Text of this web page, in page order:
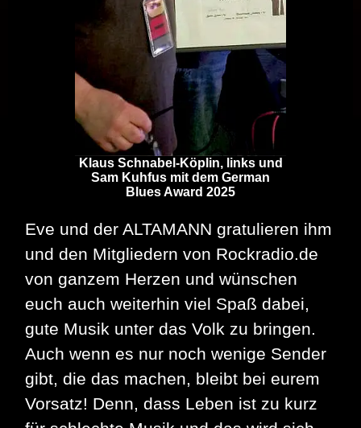
Klaus Schnabel-Köplin, links und
Sam Kuhfus mit dem German
Blues Award 2025
Eve und der ALTAMANN gratulieren ihm
und den Mitgliedern von Rockradio.de
von ganzem Herzen und wünschen
euch auch weiterhin viel Spaß dabei,
gute Musik unter das Volk zu bringen.
Auch wenn es nur noch wenige Sender
gibt, die das machen, bleibt bei eurem
Vorsatz! Denn, dass Leben ist zu kurz